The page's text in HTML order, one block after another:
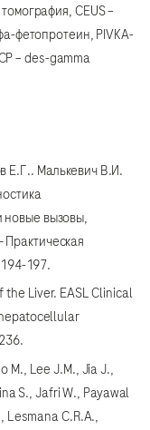
CEUS –
фетопротеин, PIVKA-
– des-gamma
Е.Г.. Малькевич В.И.
новые вызовы,
197.
Liver. EASL Clinical
M., Lee J.M., Jia J.,
S., Jafri W., Payawal
Lesmana C.R.A.,